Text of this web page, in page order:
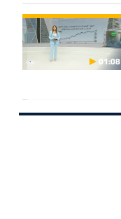
01:08